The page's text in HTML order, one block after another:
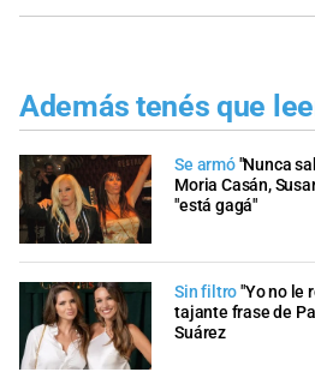
Además tenés que
Se armó"Nunca
Moria Casán,
"está gagá"
Sin filtro"Yo no le
tajante frase de
Suárez